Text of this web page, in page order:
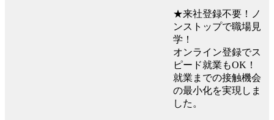
★来社登録不要！ノ
ンストップで職場見
学！
オンライン登録でス
ピード就業もOK！
就業までの接触機会
の最小化を実現しま
した。